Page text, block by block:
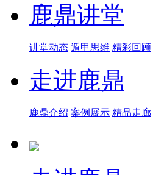
鹿鼎讲堂
讲堂动态 遁甲思维 精彩回顾
走进鹿鼎
鹿鼎介绍 案例展示 精品走廊